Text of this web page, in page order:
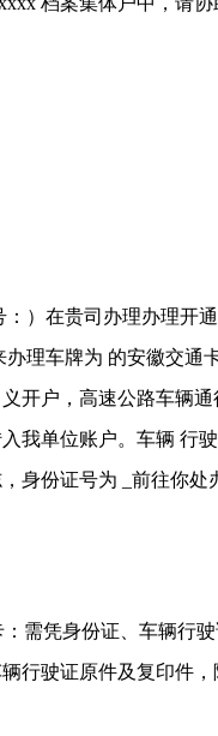
）在贵司办理办理开
办理车牌为 的安徽交通
开户，高速公路车辆
我单位账户。车辆 行
身份证号为 _前往你处
：需凭身份证、车辆行
行驶证原件及复印件